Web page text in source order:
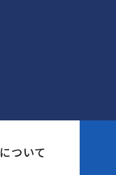
について